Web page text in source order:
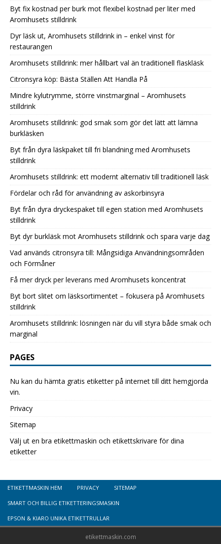
Byt fix kostnad per burk mot flexibel kostnad per liter med
Aromhusets stilldrink
Dyr läsk ut, Aromhusets stilldrink in – enkel vinst för
restaurangen
Aromhusets stilldrink: mer hållbart val än traditionell flaskläsk
Citronsyra köp: Bästa Ställen Att Handla På
Mindre kylutrymme, större vinstmarginal – Aromhusets
stilldrink
Aromhusets stilldrink: god smak som gör det lätt att lämna
burkläsken
Byt från dyra läskpaket till fri blandning med Aromhusets
stilldrink
Aromhusets stilldrink: ett modernt alternativ till traditionell läsk
Fördelar och råd för användning av askorbinsyra
Byt från dyra dryckespaket till egen station med Aromhusets
stilldrink
Byt dyr burkläsk mot Aromhusets stilldrink och spara varje dag
Vad används citronsyra till: Mångsidiga Användningsområden
och Förmåner
Få mer dryck per leverans med Aromhusets koncentrat
Byt bort slitet om läsksortimentet – fokusera på Aromhusets
stilldrink
Aromhusets stilldrink: lösningen när du vill styra både smak och
marginal
PAGES
Nu kan du hämta gratis etiketter på internet till ditt hemgjorda
vin.
Privacy
Sitemap
Välj ut en bra etikettmaskin och etikettskrivare för dina
etiketter
ETIKETTMASKIN HEM PRIVACY SITEMAP
SMART OCH BILLIG ETIKETTERINGSMASKIN
EPSON & KIARO UNIKA ETIKETTRULLAR
etikettmaskin.com